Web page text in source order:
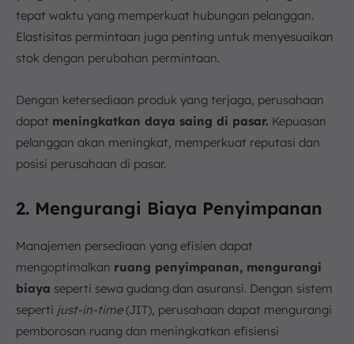
tepat waktu yang memperkuat hubungan pelanggan.
Elastisitas permintaan juga penting untuk menyesuaikan
stok dengan perubahan permintaan.
Dengan ketersediaan produk yang terjaga, perusahaan
dapat meningkatkan daya saing di pasar. Kepuasan
pelanggan akan meningkat, memperkuat reputasi dan
posisi perusahaan di pasar.
2. Mengurangi Biaya Penyimpanan
Manajemen persediaan yang efisien dapat
mengoptimalkan ruang penyimpanan, mengurangi
biaya seperti sewa gudang dan asuransi. Dengan sistem
seperti just-in-time(JIT), perusahaan dapat mengurangi
pemborosan ruang dan meningkatkan efisiensi